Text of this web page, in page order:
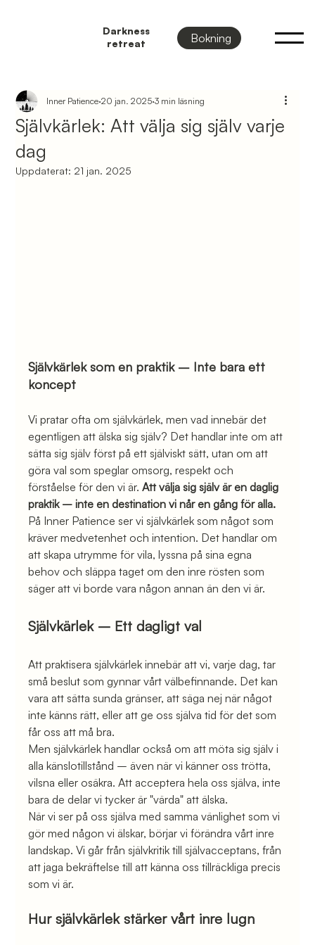
Bokning
Darkness
retreat
Självkärlek: Att välja sig själv varje
dag
Inner Patience 20 jan. 2025 3 min läsning
Uppdaterat: 21 jan. 2025
Självkärlek som en praktik – Inte bara ett
koncept
Vi pratar ofta om självkärlek, men vad innebär det
egentligen att älska sig själv? Det handlar inte om att
sätta sig själv först på ett själviskt sätt, utan om att
göra val som speglar omsorg, respekt och
förståelse för den vi är. Att välja sig själv är en daglig
praktik – inte en destination vi når en gång för alla.
På Inner Patience ser vi självkärlek som något som
kräver medvetenhet och intention. Det handlar om
att skapa utrymme för vila, lyssna på sina egna
behov och släppa taget om den inre rösten som
säger att vi borde vara någon annan än den vi är.
Självkärlek – Ett dagligt val
Att praktisera självkärlek innebär att vi, varje dag, tar
små beslut som gynnar vårt välbefinnande. Det kan
vara att sätta sunda gränser, att säga nej när något
inte känns rätt, eller att ge oss själva tid för det som
får oss att må bra.
Men självkärlek handlar också om att möta sig själv i
alla känslotillstånd – även när vi känner oss trötta,
vilsna eller osäkra. Att acceptera hela oss själva, inte
bara de delar vi tycker är "värda" att älska.
När vi ser på oss själva med samma vänlighet som vi
gör med någon vi älskar, börjar vi förändra vårt inre
landskap. Vi går från självkritik till självacceptans, från
att jaga bekräftelse till att känna oss tillräckliga precis
som vi är.
Hur självkärlek stärker vårt inre lugn